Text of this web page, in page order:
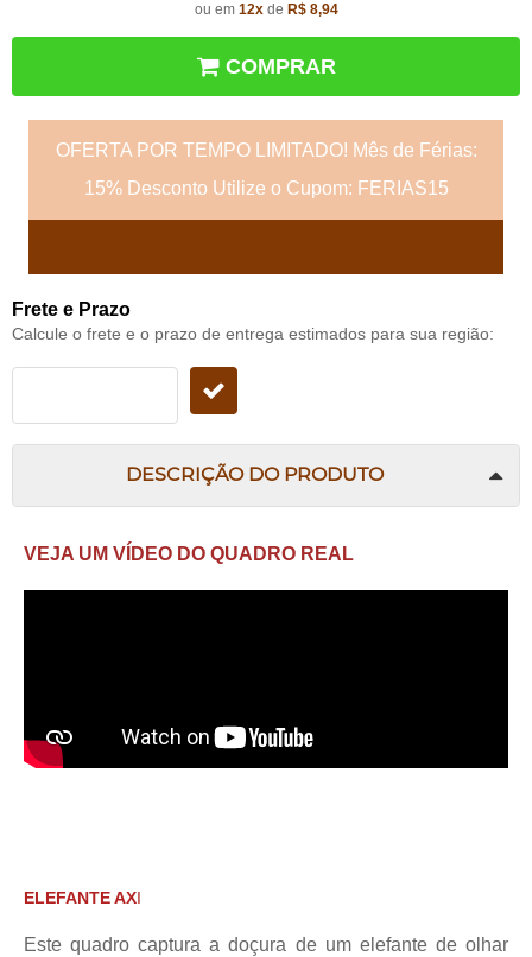
ou em 12xde R$ 8,94
COMPRAR
OFERTA POR TEMPO LIMITADO! Mês de Férias:
15% Desconto Utilize o Cupom: FERIAS15
Frete e Prazo
Calcule o frete e o prazo de entrega estimados para sua região:
DESCRIÇÃO DO PRODUTO
VEJA UM VÍDEO DO QUADRO REAL
ELEFANTE AXI
Este quadro captura a doçura de um elefante de olhar